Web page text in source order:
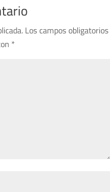
Los campos obligatorios
*